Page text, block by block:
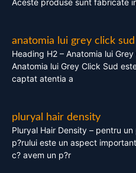
Aceste produse sunt fabricate
anatomia lui grey click sud
Heading H2 – Anatomia lui
Anatomia lui Grey Click Sud
captat atentia a
pluryal hair density
Pluryal Hair Density – pentru
p?rului este un aspect
c? avem un p?r